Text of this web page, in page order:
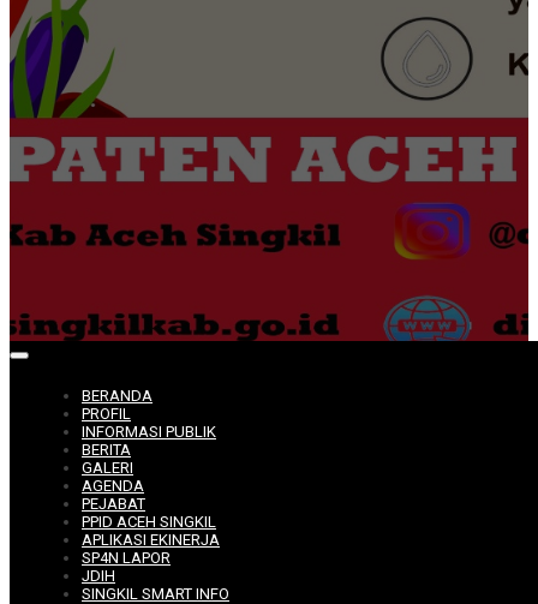
BERANDA
PROFIL
INFORMASI PUBLIK
BERITA
GALERI
AGENDA
PEJABAT
PPID ACEH SINGKIL
APLIKASI EKINERJA
SP4N LAPOR
JDIH
SINGKIL SMART INFO
KABUPATEN ACEH SINGKIL
Pemerintahan
Rabu, 05 Agustus 2026